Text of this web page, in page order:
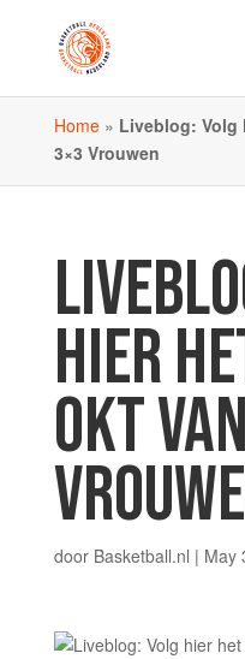
Home» Liveblog: Volg
3×3 Vrouwen
HIER
OKT
door Basketball.nl | May